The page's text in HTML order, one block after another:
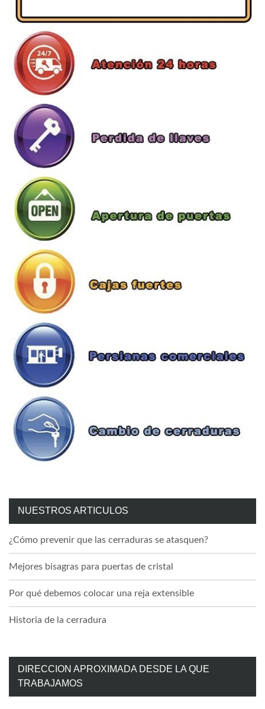
NUESTROS ARTICULOS
¿Cómo prevenir que las cerraduras se atasquen?
Mejores bisagras para puertas de cristal
Por qué debemos colocar una reja extensible
Historia de la cerradura
DIRECCION APROXIMADA DESDE LA QUE
TRABAJAMOS